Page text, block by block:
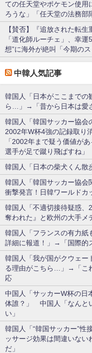
ての任天堂やポケモン使
ろうな」「任天堂の法務部
【賛否】『追放された転
「道化師ルーチェ」、幸
想”に海外が絶叫「今期の
中韓人気記事
韓国人「日本がここまでの
ら…」→「昔から日本は愛
韓国人「韓国サッカー協会
2002年W杯4強の記録取り
「2002年まで疑う価値が
選手が足で蹴り飛ばすね」
韓国人「日本の柴犬くん散
韓国人「韓国サッカー協会
衝撃発言！日韓ワールドカ
韓国人「不適切接待疑惑、
奪われた』と欧州の大手メ
韓国人「フランスの有力紙
詳細に報道！」→「国際的
韓国人「我が国がクウェー
る理由がこちら…」→「こ
応
中国人「サッカーW杯の日
体誰？」 中国人「なんと
い」
韓国人「“韓国サッカー”
ッサージ効果は間違いない
だ」